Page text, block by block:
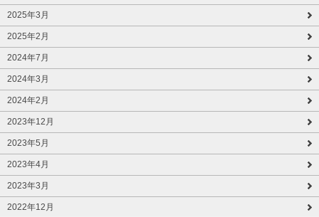
2025年3月
2025年2月
2024年7月
2024年3月
2024年2月
2023年12月
2023年5月
2023年4月
2023年3月
2022年12月